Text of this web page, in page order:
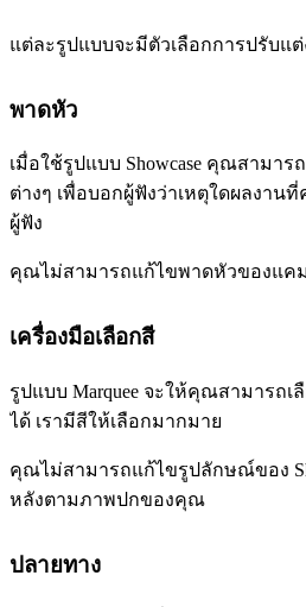
แต่ละรูปแบบจะมีตัวเลือกการปรับแต่
พาดหัว
เมื่อใช้รูปแบบ Showcase คุณสามาร
ต่างๆ เพื่อบอกผู้ฟังว่าเหตุใดผลงาน
ผู้ฟัง
คุณไม่สามารถแก้ไขพาดหัวของแคม
เครื่องมือเลือกสี
รูปแบบ Marquee จะให้คุณสามารถ
ได้ เรามีสีให้เลือกมากมาย
คุณไม่สามารถแก้ไขรูปลักษณ์ของ
หลังตามภาพปกของคุณ
ปลายทาง